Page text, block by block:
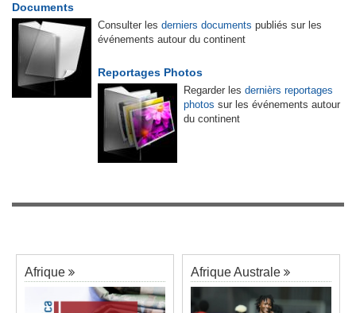
Documents
Consulter les derniers documents publiés sur les
événements autour du continent
Reportages Photos
Regarder les dernièrs reportages
photos sur les événements autour
du continent
Afrique Afrique Australe